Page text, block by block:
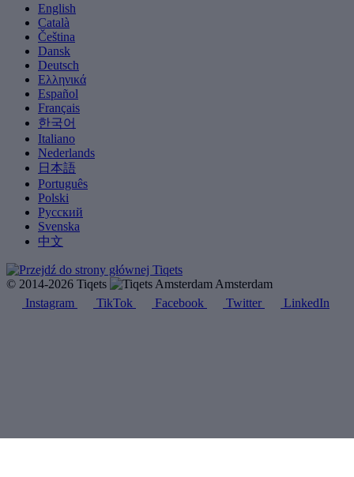
English
Català
Čeština
Dansk
Deutsch
Ελληνικά
Español
Français
한국어
Italiano
Nederlands
日本語
Português
Polski
Русский
Svenska
中文
© 2014-2026 Tiqets
Amsterdam
Instagram
TikTok Facebook Twitter LinkedIn